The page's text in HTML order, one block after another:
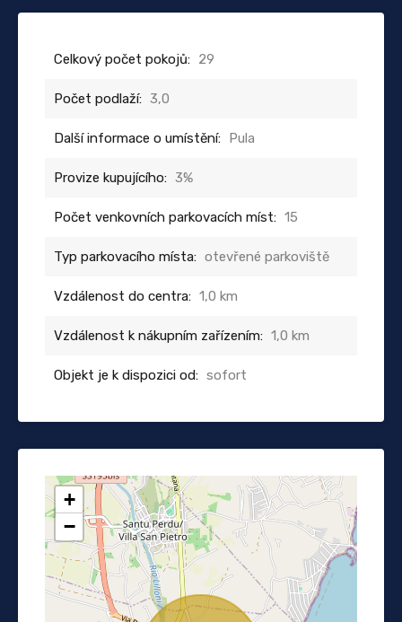
Celkový počet pokojů: 29
Počet podlaží: 3,0
Další informace o umístění: Pula
Provize kupujícího: 3%
Počet venkovních parkovacích míst: 15
Typ parkovacího místa: otevřené parkoviště
Vzdálenost do centra: 1,0 km
Vzdálenost k nákupním zařízením: 1,0 km
Objekt je k dispozici od: sofort
+
−